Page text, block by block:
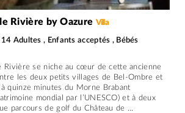
Rivière by Oazure Villa
Adultes , Enfants acceptés , Bébés
Rivière se niche au cœur de cette ancienne
les deux petits villages de Bel-Ombre et
quinze minutes du Morne Brabant
mondial par l’UNESCO) et à deux
parcours de golf du Château de ...